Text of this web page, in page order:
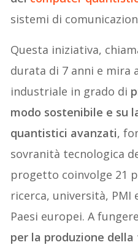
sistemi di
Questa iniziativa,
durata di 7 anni e mira
industriale in grado di
modo sostenibile e su
quantistici avanzati,
sovranità tecnologica
progetto coinvolge 21
ricerca, università, PMI
Paesi europei. A
per la produzione